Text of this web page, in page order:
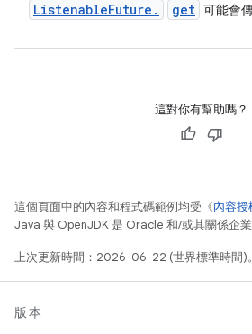
ListenableFuture . get 可能會
這對你有幫助嗎？
這個頁面中的內容和程式碼範例均受《內容授
Java 與 OpenJDK 是 Oracle 和/或其關係企業
上次更新時間：2026-06-22 (世界標準時間)。
版本